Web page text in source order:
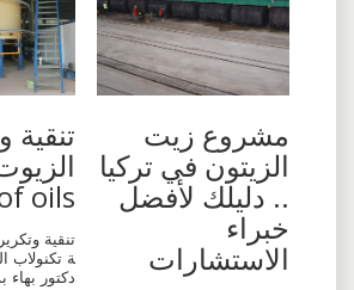
مشروع زيت
الزيتون في تركيا
.. دليلك لأفضل
خبراء
الاستشارات
تنقية
oils
تنقية
ة تكنولاب
دكتور بهاء